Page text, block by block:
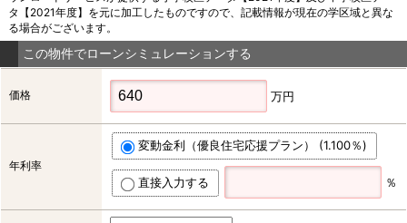
タ【2021年度】を元に加工したものですので、記載情報が現在の学区域と異な
る場合がございます。
この物件でローンシミュレーションする
価格 万円
年利率
変動金利（優良住宅応援プラン） (1.100％)
直接入力する ％